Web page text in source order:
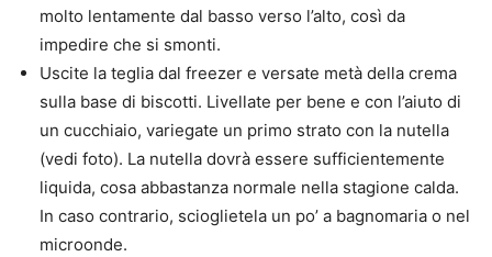
molto lentamente dal basso verso l’alto, così da
impedire che si smonti.
Uscite la teglia dal freezer e versate metà della crema
sulla base di biscotti. Livellate per bene e con l’aiuto di
un cucchiaio, variegate un primo strato con la nutella
(vedi foto). La nutella dovrà essere sufficientemente
liquida, cosa abbastanza normale nella stagione calda.
In caso contrario, scioglietela un po’ a bagnomaria o nel
microonde.